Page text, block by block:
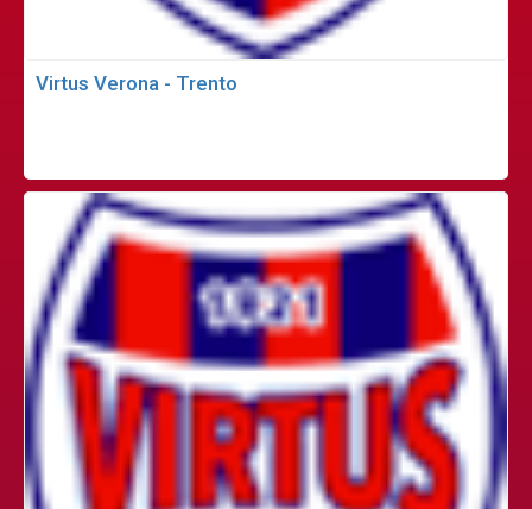
Virtus Verona - Trento